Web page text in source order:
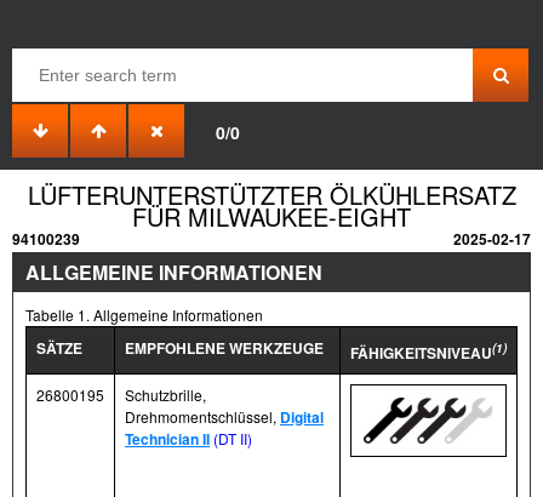
0/0
LÜFTERUNTERSTÜTZTER ÖLKÜHLERSATZ
FÜR MILWAUKEE-EIGHT
94100239 2025-02-17
ALLGEMEINE INFORMATIONEN
Tabelle 1. Allgemeine Informationen
SÄTZE EMPFOHLENE WERKZEUGE FÄHIGKEITSNIVEAU(1)
26800195
Schutzbrille,
Drehmomentschlüssel, Digital
Technician II (DT II)